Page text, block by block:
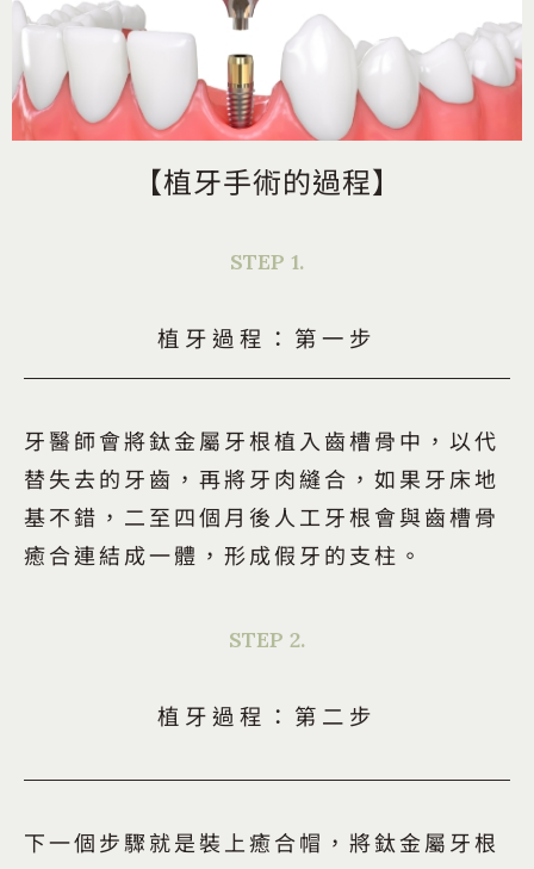
【植牙手術的過程】
STEP 1.
植牙過程：第一步
牙醫師會將鈦金屬牙根植入齒槽骨中，以代
替失去的牙齒，再將牙肉縫合，如果牙床地
基不錯，二至四個月後人工牙根會與齒槽骨
癒合連結成一體，形成假牙的支柱。
STEP 2.
植牙過程：第二步
下一個步驟就是裝上癒合帽，將鈦金屬牙根